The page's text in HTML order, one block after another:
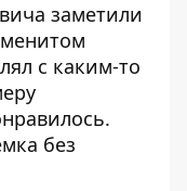
заметили
с каким-то
без